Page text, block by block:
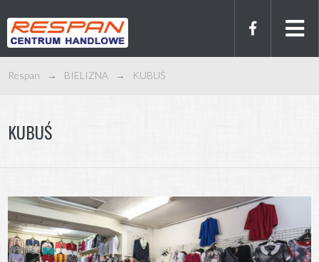
Respan → BIELIZNA → KUBUŚ
KUBUŚ